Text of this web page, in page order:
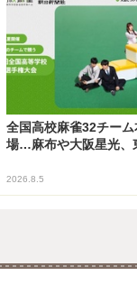
全国高校麻雀32チーム
場…麻布や大阪星光、
2026.8.5